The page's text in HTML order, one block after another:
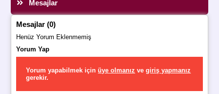
Mesajlar
Mesajlar (0)
Henüz Yorum Eklenmemiş
Yorum Yap
Yorum yapabilmek içinüye olmanız vegiriş yapmanız
gerekir.